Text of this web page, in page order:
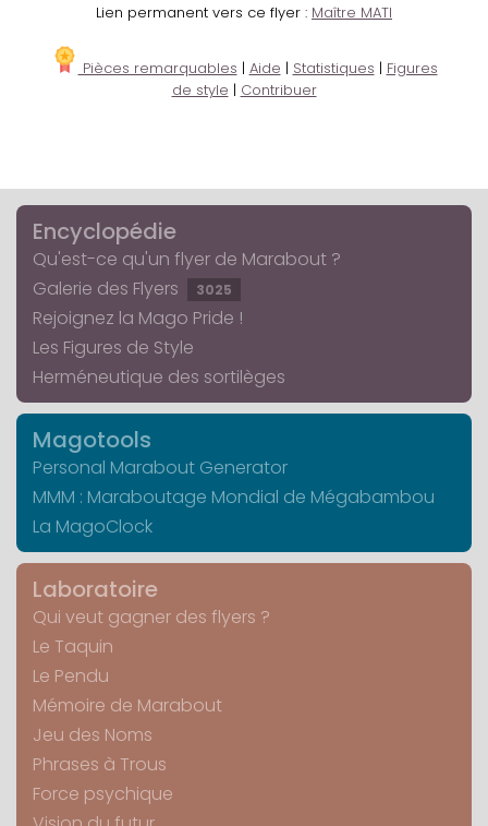
Lien permanent vers ce flyer : Maître MATI
Pièces remarquables | Aide | Statistiques | Figures
de style | Contribuer
Encyclopédie
Qu'est-ce qu'un flyer de Marabout ?
Galerie des Flyers
3025
Rejoignez la Mago Pride !
Les Figures de Style
Herméneutique des sortilèges
Magotools
Personal Marabout Generator
MMM : Maraboutage Mondial de Mégabambou
La MagoClock
Laboratoire
Qui veut gagner des flyers ?
Le Taquin
Le Pendu
Mémoire de Marabout
Jeu des Noms
Phrases à Trous
Force psychique